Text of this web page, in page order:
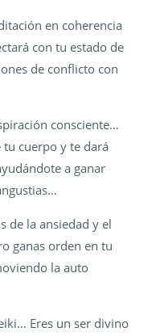
en coherencia
con tu estado de
de conflicto con
consciente…
cuerpo y te dará
a ganar
de la ansiedad y el
ganas orden en tu
la auto
Eres un ser divino